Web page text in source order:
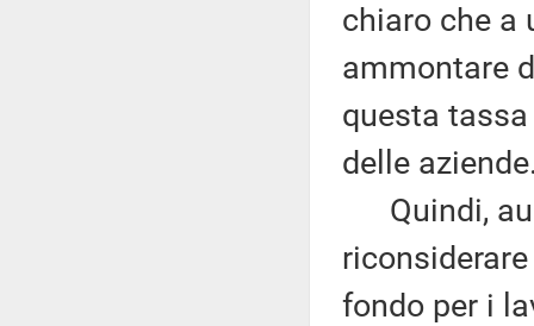
chiaro che a
ammontare
questa
delle
Quindi,
fondo per i